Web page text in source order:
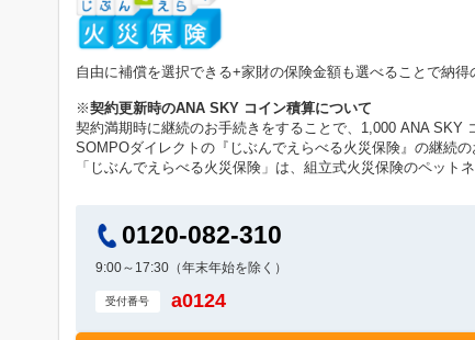
自由に補償を選択できる+家財の保険金額も選べることで納
※契約更新時のANA SKY コイン積算について
契約満期時に継続のお手続きをすることで、1,000 ANA SKY
SOMPOダイレクトの『じぶんでえらべる火災保険』の継続
「じぶんでえらべる火災保険」は、組立式火災保険のペットネ
0120-082-310
9:00～17:30（年末年始を除く）
受付番号 a0124